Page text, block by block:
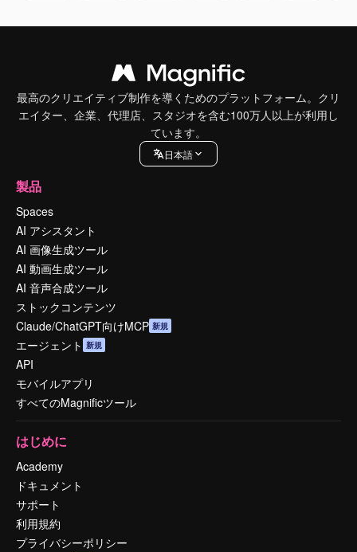
最高のクリエイティブ制作を導くためのプラットフォーム。クリ
エイター、企業、代理店、スタジオを含む100万人以上が利用し
ています。
日本語
製品
Spaces
AI アシスタント
AI 画像生成ツール
AI 動画生成ツール
AI 音声合成ツール
ストックコンテンツ
Claude/ChatGPT向けMCP 新規
エージェント 新規
API
モバイルアプリ
すべてのMagnificツール
はじめに
Academy
ドキュメント
サポート
利用規約
プライバシーポリシー